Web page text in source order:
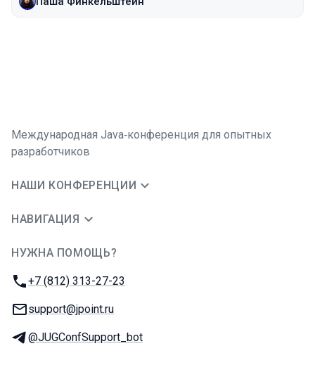
Международная Java‑конференция для опытных
разработчиков
НАШИ КОНФЕРЕНЦИИ
НАВИГАЦИЯ
НУЖНА ПОМОЩЬ?
Телефон:
+7 (812) 313-27-23
E-mail:
support@jpoint.ru
Телеграм:
@JUGConfSupport_bot